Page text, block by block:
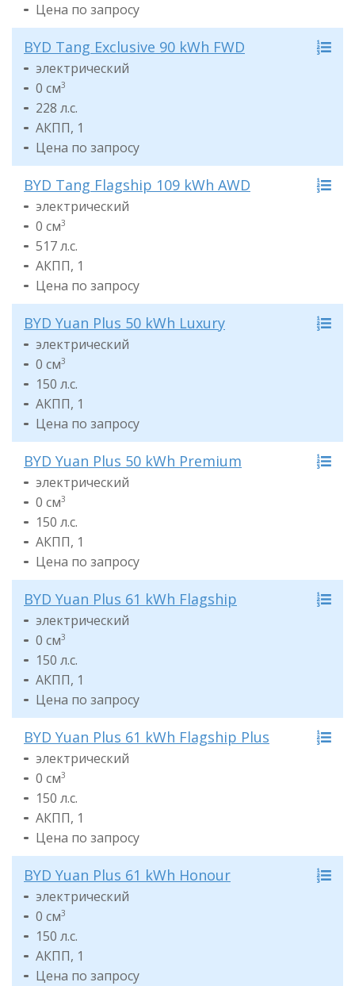
Цена по запросу
BYD Tang Exclusive 90 kWh FWD
электрический
0 см3
228 л.с.
АКПП, 1
Цена по запросу
BYD Tang Flagship 109 kWh AWD
электрический
0 см3
517 л.с.
АКПП, 1
Цена по запросу
BYD Yuan Plus 50 kWh Luxury
электрический
0 см3
150 л.с.
АКПП, 1
Цена по запросу
BYD Yuan Plus 50 kWh Premium
электрический
0 см3
150 л.с.
АКПП, 1
Цена по запросу
BYD Yuan Plus 61 kWh Flagship
электрический
0 см3
150 л.с.
АКПП, 1
Цена по запросу
BYD Yuan Plus 61 kWh Flagship Plus
электрический
0 см3
150 л.с.
АКПП, 1
Цена по запросу
BYD Yuan Plus 61 kWh Honour
электрический
0 см3
150 л.с.
АКПП, 1
Цена по запросу